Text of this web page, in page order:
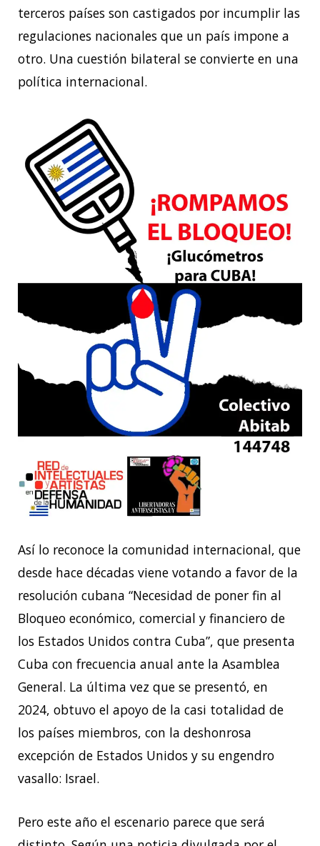
terceros países son castigados por incumplir las
regulaciones nacionales que un país impone a
otro. Una cuestión bilateral se convierte en una
política internacional.
Así lo reconoce la comunidad internacional, que
desde hace décadas viene votando a favor de la
resolución cubana “Necesidad de poner fin al
Bloqueo económico, comercial y financiero de
los Estados Unidos contra Cuba”, que presenta
Cuba con frecuencia anual ante la Asamblea
General. La última vez que se presentó, en
2024, obtuvo el apoyo de la casi totalidad de
los países miembros, con la deshonrosa
excepción de Estados Unidos y su engendro
vasallo: Israel.
Pero este año el escenario parece que será